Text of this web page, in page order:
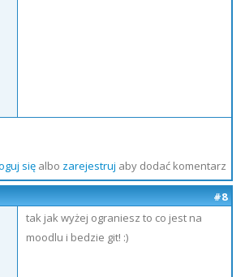
sięalbo zarejestruj aby dodać komentarz
#8
tak jak wyżej ograniesz to co jest na
moodlu i bedzie git! :)